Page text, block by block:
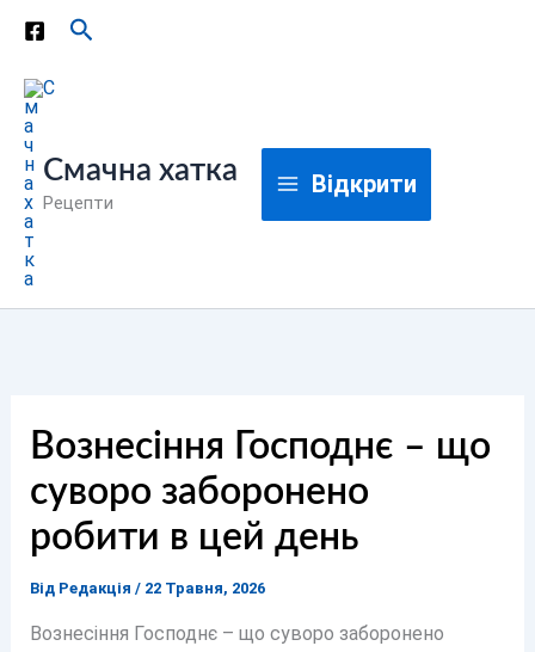
Перейти
вмісту
Пошук
Смачна хатка
Рецепти
Відкрити
Вознесіння Господнє – що
суворо заборонено
робити в цей день
Від Редакція / 22 Травня, 2026
Вознесіння Господнє – що суворо заборонено